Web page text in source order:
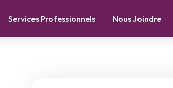
Services Professionnels Nous Joindre